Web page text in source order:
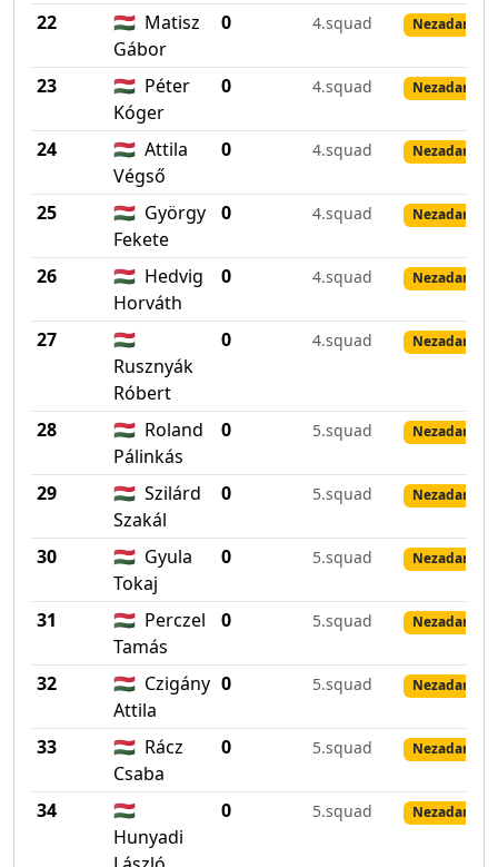
22 🇭🇺 Matisz
Gábor
0 4.squad Nezadané
23 🇭🇺 Péter
Kóger
0 4.squad Nezadané
24 🇭🇺 Attila
Végső
0 4.squad Nezadané
25 🇭🇺 György
Fekete
0 4.squad Nezadané
26 🇭🇺 Hedvig
Horváth
0 4.squad Nezadané
27
🇭🇺
Rusznyák
Róbert
0 4.squad Nezadané
28 🇭🇺 Roland
Pálinkás
0 5.squad Nezadané
29 🇭🇺 Szilárd
Szakál
0 5.squad Nezadané
30 🇭🇺 Gyula
Tokaj
0 5.squad Nezadané
31 🇭🇺 Perczel
Tamás
0 5.squad Nezadané
32 🇭🇺 Czigány
Attila
0 5.squad Nezadané
33 🇭🇺 Rácz
Csaba
0 5.squad Nezadané
34
🇭🇺
Hunyadi
0 5.squad Nezadané